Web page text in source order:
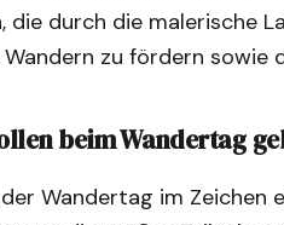
die durch die malerische
zu fördern sowie
beim Wandertag
Wandertag im Zeichen